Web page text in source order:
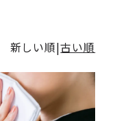
新しい順 古い順